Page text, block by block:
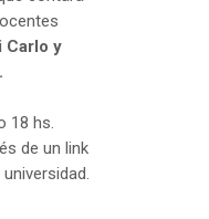
Carlo y
18 hs.
de un link